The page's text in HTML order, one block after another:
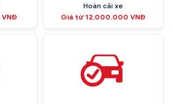
Hoán cải xe
Giá từ 12.000.000 VNĐ